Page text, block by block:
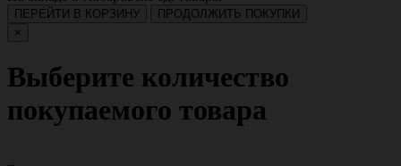
ПЕРЕЙТИ В КОРЗИНУ
ПРОДОЛЖИТЬ ПОКУПКИ
×
Выберите количество
покупаемого товара